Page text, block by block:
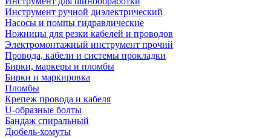
Инструмент ручной диэлектрический
Насосы и помпы гидравлические
Ножницы для резки кабелей и проводов
Электромонтажный инструмент прочий
Провода, кабели и системы прокладки
Бирки, маркеры и пломбы
Бирки и маркировка
Пломбы
Крепеж провода и кабеля
U-образные болты
Бандаж спиральный
Дюбель-хомуты